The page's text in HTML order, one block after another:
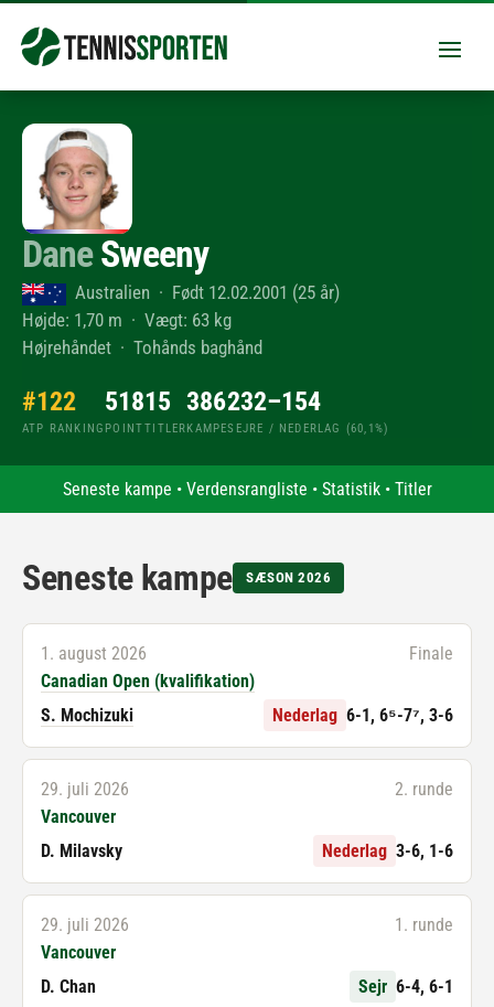
DaneSweeny
Australien · Født 12.02.2001 (25 år)
Højde: 1,70 m · Vægt: 63 kg
Højrehåndet · Tohånds baghånd
#122
ATP RANKING
518
POINT
15
TITLER
386
KAMPE
232–154
SEJRE / NEDERLAG (60,1%)
Seneste kampe • Verdensrangliste • Statistik• Titler
Seneste kampe SÆSON 2026
1. august 2026
Finale
Canadian Open (kvalifikation)
S. Mochizuki
Nederlag 6-1, 6⁵-7⁷, 3-6
29. juli 2026
2. runde
Vancouver
D. Milavsky
Nederlag 3-6, 1-6
29. juli 2026
1. runde
Vancouver
D. Chan
Sejr 6-4, 6-1